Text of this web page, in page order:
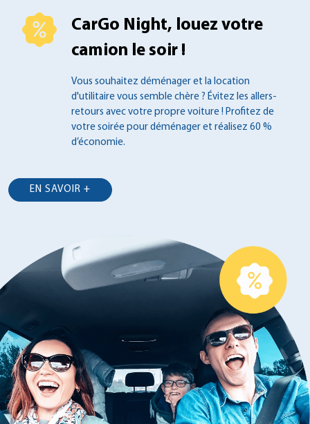
CarGo Night, louez votre
camion le soir !
Vous souhaitez déménager et la location
d'utilitaire vous semble chère ? Évitez les allers-
retours avec votre propre voiture ! Profitez de
votre soirée pour déménager et réalisez 60 %
d’économie.
EN SAVOIR +